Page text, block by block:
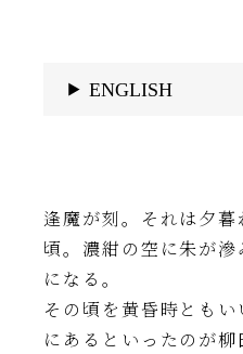
ENGLISH
逢魔が刻。それは夕
頃。濃紺の空に朱が
になる。
その頃を黄昏時ともい
にあるといったのが